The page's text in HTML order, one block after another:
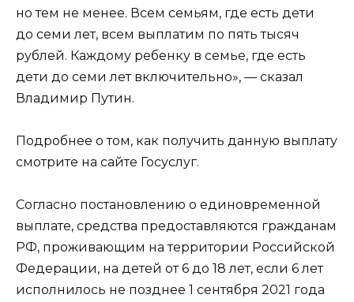
но тем не менее. Всем семьям, где есть дети
до семи лет, всем выплатим по пять тысяч
рублей. Каждому ребенку в семье, где есть
дети до семи лет включительно», — сказал
Владимир Путин.
Подробнее о том, как получить данную выплату
смотрите на сайте Госуслуг.
Согласно постановлению о единовременной
выплате, средства предоставляются гражданам
РФ, проживающим на территории Российской
Федерации, на детей от 6 до 18 лет, если 6 лет
исполнилось не позднее 1 сентября 2021 года